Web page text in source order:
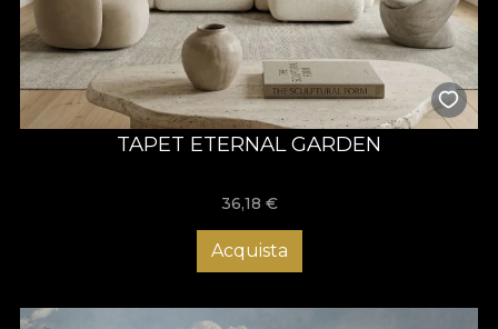
TAPET ETERNAL GARDEN
36,18 €
Acquista